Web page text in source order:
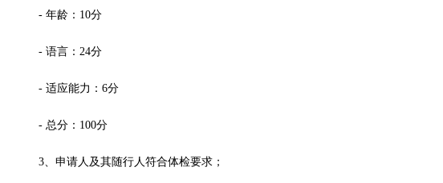
- 年龄：10分
- 语言：24分
- 适应能力：6分
- 总分：100分
3、申请人及其随行人符合体检要求；